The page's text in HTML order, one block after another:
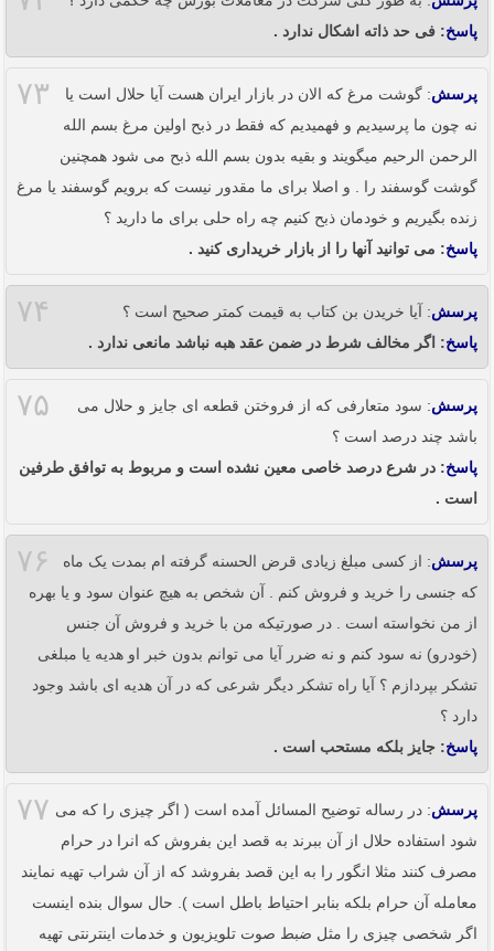
پاسخ: فی حد ذاته اشکال ندارد .
۷۳ پرسش: گوشت مرغ که الان در بازار ایران هست آیا حلال است یا
نه چون ما پرسیدیم و فهمیدیم که فقط در ذبح اولین مرغ بسم الله
الرحمن الرحیم میگویند و بقیه بدون بسم الله ذبح می شود همچنین
گوشت گوسفند را . و اصلا برای ما مقدور نیست که برویم گوسفند یا مرغ
زنده بگیریم و خودمان ذبح کنیم چه راه حلی برای ما دارید ؟
پاسخ: می توانید آنها را از بازار خریداری کنید .
۷۴ پرسش: آیا خریدن بن کتاب به قیمت کمتر صحیح است ؟
پاسخ: اگر مخالف شرط در ضمن عقد هبه نباشد مانعی ندارد .
۷۵ پرسش: سود متعارفی که از فروختن قطعه ای جایز و حلال می
باشد چند درصد است ؟
پاسخ: در شرع درصد خاصی معین نشده است و مربوط به توافق طرفین
است .
۷۶ پرسش: از کسی مبلغ زیادی قرض الحسنه گرفته ام بمدت یک ماه
که جنسی را خرید و فروش کنم . آن شخص به هیچ عنوان سود و یا بهره
از من نخواسته است . در صورتیکه من با خرید و فروش آن جنس
(خودرو) نه سود کنم و نه ضرر آیا می توانم بدون خبر او هدیه یا مبلغی
تشکر بپردازم ؟ آیا راه تشکر دیگر شرعی که در آن هدیه ای باشد وجود
دارد ؟
پاسخ: جایز بلکه مستحب است .
۷۷ پرسش: در رساله توضیح المسائل آمده است ( اگر چیزی را که می
شود استفاده حلال از آن ببرند به قصد این بفروش که انرا در حرام
مصرف کنند مثلا انگور را به این قصد بفروشد که از آن شراب تهیه نمایند
معامله آن حرام بلکه بنابر احتیاط باطل است ). حال سوال بنده اینست
اگر شخصی چیزی را مثل ضبط صوت تلویزیون و خدمات اینترنتی تهیه